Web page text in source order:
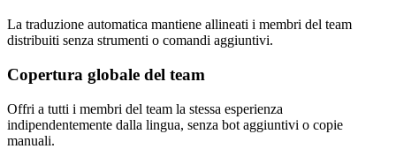
La traduzione automatica mantiene allineati i membri del team
distribuiti senza strumenti o comandi aggiuntivi.
Copertura globale del team
Offri a tutti i membri del team la stessa esperienza
indipendentemente dalla lingua, senza bot aggiuntivi o copie
manuali.